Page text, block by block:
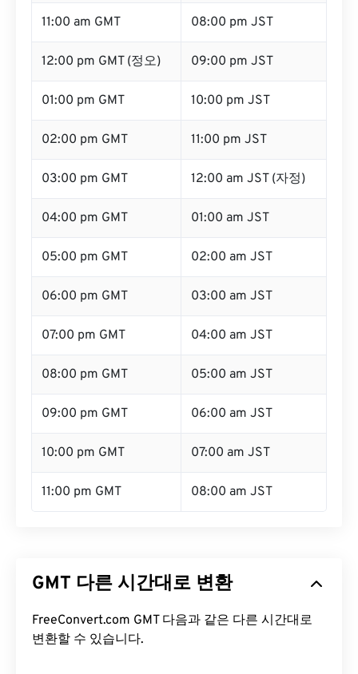
11:00 am GMT 08:00 pm JST
12:00 pm GMT (정오) 09:00 pm JST
01:00 pm GMT 10:00 pm JST
02:00 pm GMT 11:00 pm JST
03:00 pm GMT 12:00 am JST (자정)
04:00 pm GMT 01:00 am JST
05:00 pm GMT 02:00 am JST
06:00 pm GMT 03:00 am JST
07:00 pm GMT 04:00 am JST
08:00 pm GMT 05:00 am JST
09:00 pm GMT 06:00 am JST
10:00 pm GMT 07:00 am JST
11:00 pm GMT 08:00 am JST
GMT 다른 시간대로 변환
FreeConvert.com GMT 다음과 같은 다른 시간대로
변환할 수 있습니다.